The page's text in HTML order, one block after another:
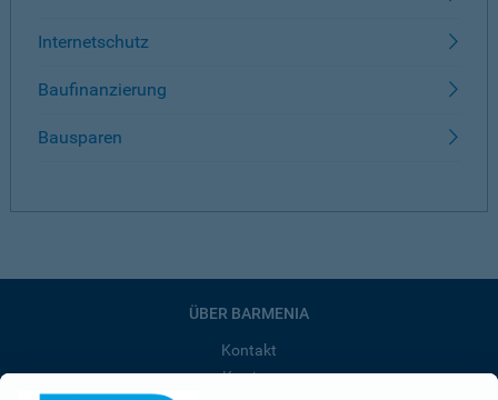
Internetschutz
Baufinanzierung
Bausparen
ÜBER BARMENIA
Kontakt
Karriere